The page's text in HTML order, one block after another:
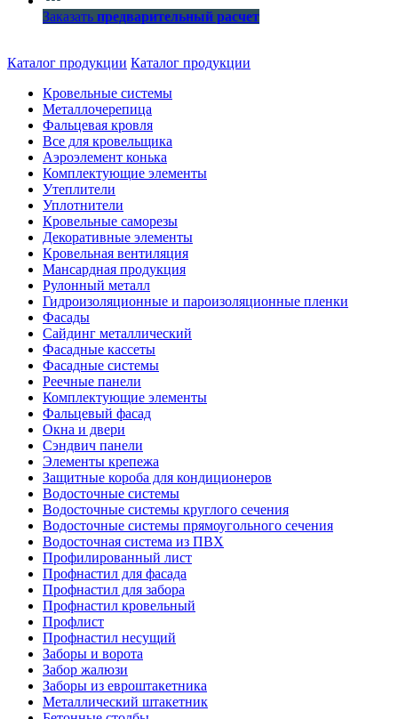
Заказать предварительный расчет
Каталог продукции Каталог продукции
Кровельные системы
Металлочерепица
Фальцевая кровля
Все для кровельщика
Аэроэлемент конька
Комплектующие элементы
Утеплители
Уплотнители
Кровельные саморезы
Декоративные элементы
Кровельная вентиляция
Мансардная продукция
Рулонный металл
Гидроизоляционные и пароизоляционные пленки
Фасады
Сайдинг металлический
Фасадные кассеты
Фасадные системы
Реечные панели
Комплектующие элементы
Фальцевый фасад
Окна и двери
Сэндвич панели
Элементы крепежа
Защитные короба для кондиционеров
Водосточные системы
Водосточные системы круглого сечения
Водосточные системы прямоугольного сечения
Водосточная система из ПВХ
Профилированный лист
Профнастил для фасада
Профнастил для забора
Профнастил кровельный
Профлист
Профнастил несущий
Заборы и ворота
Забор жалюзи
Заборы из евроштакетника
Металлический штакетник